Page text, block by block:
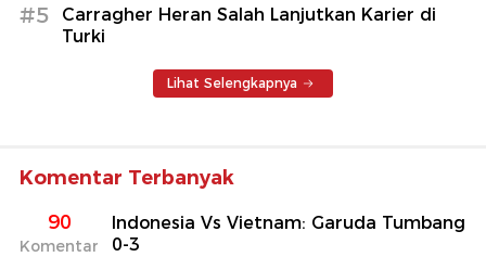
#5
Carragher Heran Salah Lanjutkan Karier di
Turki
Lihat Selengkapnya
Komentar Terbanyak
90
Komentar
Indonesia Vs Vietnam: Garuda Tumbang
0-3